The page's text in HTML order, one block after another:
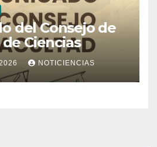
del Consejo de
Ciencias
NOTICIENCIAS